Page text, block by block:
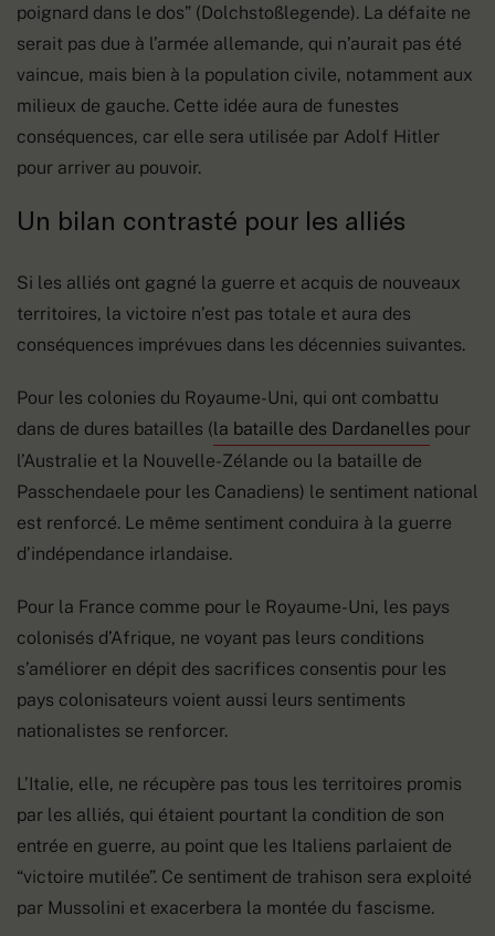
poignard dans le dos” (Dolchstoßlegende). La défaite ne
serait pas due à l’armée allemande, qui n’aurait pas été
vaincue, mais bien à la population civile, notamment aux
milieux de gauche. Cette idée aura de funestes
conséquences, car elle sera utilisée par Adolf Hitler
pour arriver au pouvoir.
Un bilan contrasté pour les alliés
Si les alliés ont gagné la guerre et acquis de nouveaux
territoires, la victoire n’est pas totale et aura des
conséquences imprévues dans les décennies suivantes.
Pour les colonies du Royaume-Uni, qui ont combattu
dans de dures batailles (la bataille des Dardanelles pour
l’Australie et la Nouvelle-Zélande ou la bataille de
Passchendaele pour les Canadiens) le sentiment national
est renforcé. Le même sentiment conduira à la guerre
d’indépendance irlandaise.
Pour la France comme pour le Royaume-Uni, les pays
colonisés d’Afrique, ne voyant pas leurs conditions
s’améliorer en dépit des sacrifices consentis pour les
pays colonisateurs voient aussi leurs sentiments
nationalistes se renforcer.
L’Italie, elle, ne récupère pas tous les territoires promis
par les alliés, qui étaient pourtant la condition de son
entrée en guerre, au point que les Italiens parlaient de
“victoire mutilée”. Ce sentiment de trahison sera exploité
par Mussolini et exacerbera la montée du fascisme.